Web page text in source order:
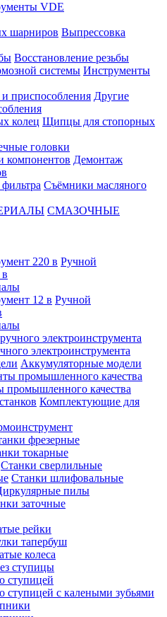
VDE
Выпрессовка
Восстановление резьбы
Инструменты
Другие
Щипцы для стопорных
головки
Демонтаж
Съёмники масляного
СМАЗОЧНЫЕ
Ручной
Ручной
электроинструмента
Аккумуляторные модели
промышленного качества
Комплектующие для
фрезерные
токарные
Станки сверлильные
Станки шлифовальные
пилы
заточные
рейки
тапербуш
колеса
ступицы
ступицей
ступицей с калеными зубьями